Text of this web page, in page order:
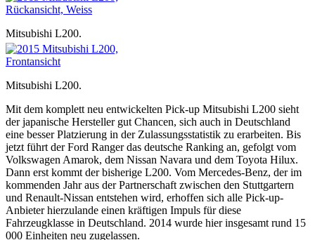
Mitsubishi L200.
Mitsubishi L200.
Mit dem komplett neu entwickelten Pick-up Mitsubishi L200 sieht
der japanische Hersteller gut Chancen, sich auch in Deutschland
eine besser Platzierung in der Zulassungsstatistik zu erarbeiten. Bis
jetzt führt der Ford Ranger das deutsche Ranking an, gefolgt vom
Volkswagen Amarok, dem Nissan Navara und dem Toyota Hilux.
Dann erst kommt der bisherige L200. Vom Mercedes-Benz, der im
kommenden Jahr aus der Partnerschaft zwischen den Stuttgartern
und Renault-Nissan entstehen wird, erhoffen sich alle Pick-up-
Anbieter hierzulande einen kräftigen Impuls für diese
Fahrzeugklasse in Deutschland. 2014 wurde hier insgesamt rund 15
000 Einheiten neu zugelassen.